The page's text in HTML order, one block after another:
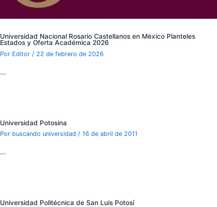
Universidad Nacional Rosario Castellanos en México Planteles
Estados y Oferta Académica 2026
Por Editor / 22 de febrero de 2026
…
Universidad Potosina
Por buscando universidad / 16 de abril de 2011
…
Universidad Politécnica de San Luis Potosí